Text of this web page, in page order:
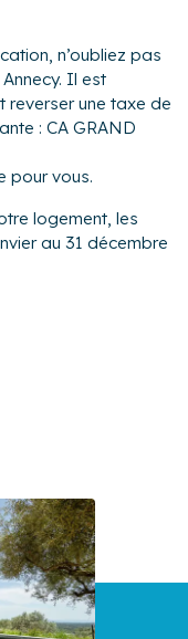
n’oubliez pas
Il est
une taxe de
: CA GRAND
pour vous.
logement, les
au 31 décembre